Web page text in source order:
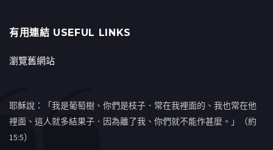
有用連結 USEFUL LINKS
瀏覽舊網站
耶穌說：「我是葡萄樹、你們是枝子．常在我裡面的、我也常在他
裡面、這人就多結果子．因為離了我、你們就不能作甚麼。」（約
15:5）